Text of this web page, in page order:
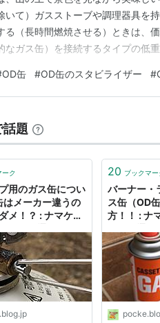
いて）ガスストーブや調理器具を
る（長時間燃焼させる）ときは、
なガス缶）を接続するタイプの低
ときは、価格が高くても軽くてコ
る太くて短いガス缶）直結型のシ
OD缶 #OD缶のスタビライザー #
話題
ーク
プ用のガス缶につい
はメーカー違うの
メ！？ : ナマケモ
20 ブックマー
バーナー・
ス缶（OD
方！！ : ナ